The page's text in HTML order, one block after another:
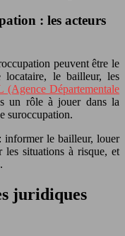
: les acteurs
peuvent être le
locataire, le bailleur, les
(Agence Départementale
un rôle à jouer dans la
suroccupation.
informer le bailleur, louer
les situations à risque, et
juridiques